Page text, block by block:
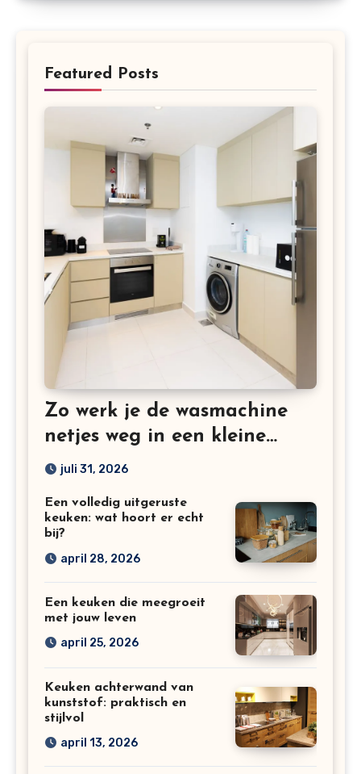
Featured Posts
Zo werk je de wasmachine
netjes weg in een kleine
keuken
juli 31, 2026
Een volledig uitgeruste
keuken: wat hoort er echt
bij?
april 28, 2026
Een keuken die meegroeit
met jouw leven
april 25, 2026
Keuken achterwand van
kunststof: praktisch en
stijlvol
april 13, 2026